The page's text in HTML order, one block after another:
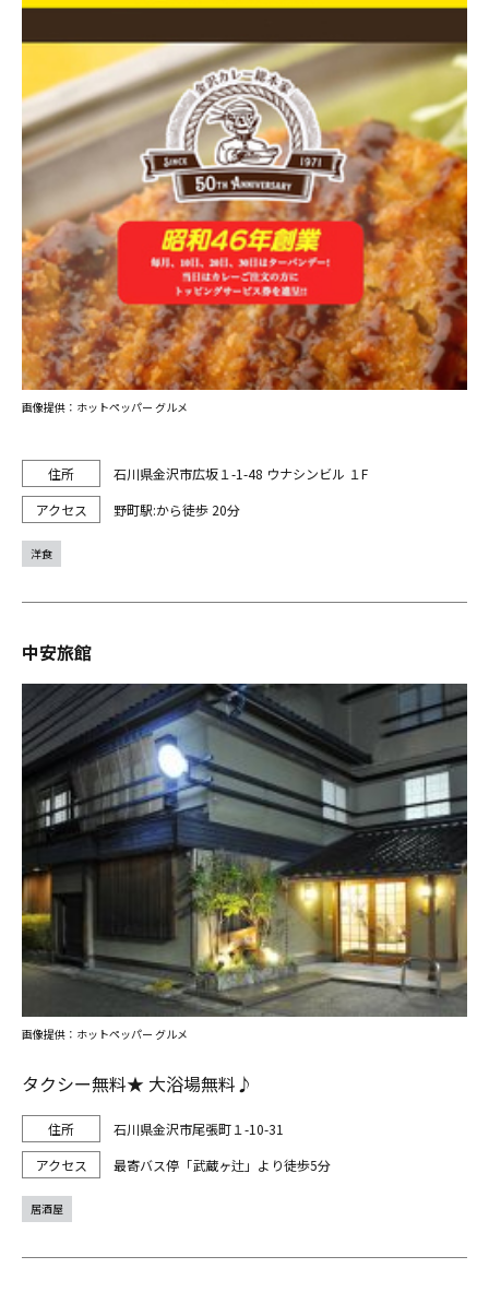
石川県金沢市広坂１-1-48 ウナシンビル １F
野町駅:から徒歩 20分
画像提供：ホットペッパー グルメ
洋食
中安旅館
タクシー無料★ 大浴場無料♪
石川県金沢市尾張町１-10-31
最寄バス停「武蔵ヶ辻」より徒歩5分
画像提供：ホットペッパー グルメ
居酒屋